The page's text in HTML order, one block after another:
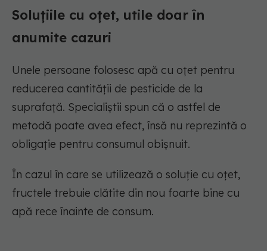
Soluțiile cu oțet, utile doar în
anumite cazuri
Unele persoane folosesc apă cu oțet pentru
reducerea cantității de pesticide de la
suprafață. Specialiștii spun că o astfel de
metodă poate avea efect, însă nu reprezintă o
obligație pentru consumul obișnuit.
În cazul în care se utilizează o soluție cu oțet,
fructele trebuie clătite din nou foarte bine cu
apă rece înainte de consum.